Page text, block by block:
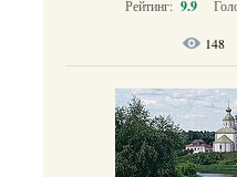
Рейтинг: 9.9
148